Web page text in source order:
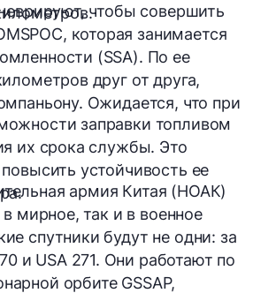
чтобы совершить
которая занимается
(SSA). По ее
друг от друга,
Ожидается, что при
заправки топливом
их срока службы. Это
устойчивость ее
армия Китая (НОАК)
мирное, так и в военное
спутники будут не одни: за
и USA 271. Они работают по
орбите GSSAP,